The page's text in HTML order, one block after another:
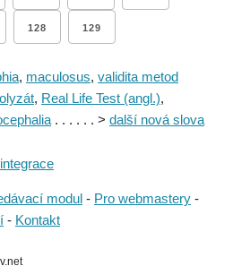
128 129
, maculosus, validita metod
, Real Life Test (angl.),
. . . . . . > další nová slova
integrace
modul - Pro webmastery -
- Kontakt